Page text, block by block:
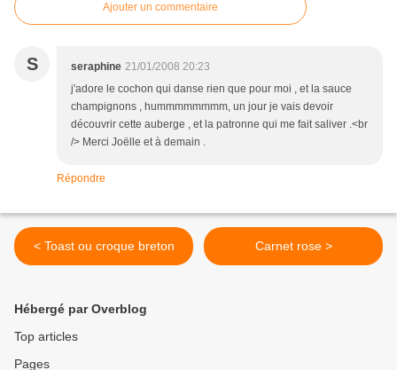
Ajouter un commentaire
S seraphine 21/01/2008 20:23
j'adore le cochon qui danse rien que pour moi , et la sauce
champignons , hummmmmmmm, un jour je vais devoir
découvrir cette auberge , et la patronne qui me fait saliver .<br
/> Merci Joëlle et à demain .
Répondre
< Toast ou croque breton Carnet rose >
Hébergé par Overblog
Top articles
Pages